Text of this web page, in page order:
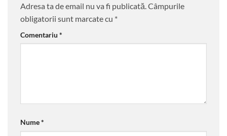
Adresa ta de email nu va fi publicată. Câmpurile
obligatorii sunt marcate cu *
Comentariu *
Nume*